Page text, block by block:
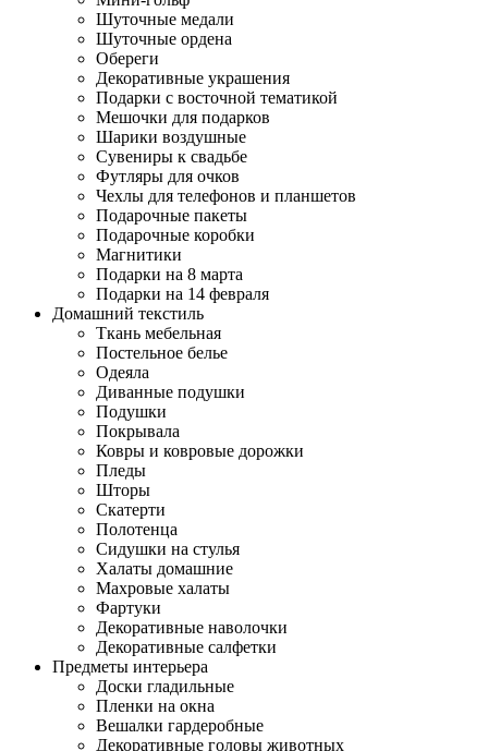
Шуточные медали
Шуточные ордена
Обереги
Декоративные украшения
Подарки с восточной тематикой
Мешочки для подарков
Шарики воздушные
Сувениры к свадьбе
Футляры для очков
Чехлы для телефонов и планшетов
Подарочные пакеты
Подарочные коробки
Магнитики
Подарки на 8 марта
Подарки на 14 февраля
Домашний текстиль
Ткань мебельная
Постельное белье
Одеяла
Диванные подушки
Подушки
Покрывала
Ковры и ковровые дорожки
Пледы
Шторы
Скатерти
Полотенца
Сидушки на стулья
Халаты домашние
Махровые халаты
Фартуки
Декоративные наволочки
Декоративные салфетки
Предметы интерьера
Доски гладильные
Пленки на окна
Вешалки гардеробные
Декоративные головы животных